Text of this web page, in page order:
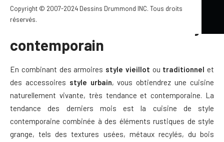
Copyright © 2007-2024 Dessins Drummond INC. Tous droits
réservés.
Cuisine chaleureuse de style
contemporain
En combinant des armoires style vieillot ou traditionnel et
des accessoires style urbain, vous obtiendrez une cuisine
naturellement vivante, très tendance et contemporaine. La
tendance des derniers mois est la cuisine de style
contemporaine combinée à des éléments rustiques de style
grange, tels des textures usées, métaux recylés, du bois